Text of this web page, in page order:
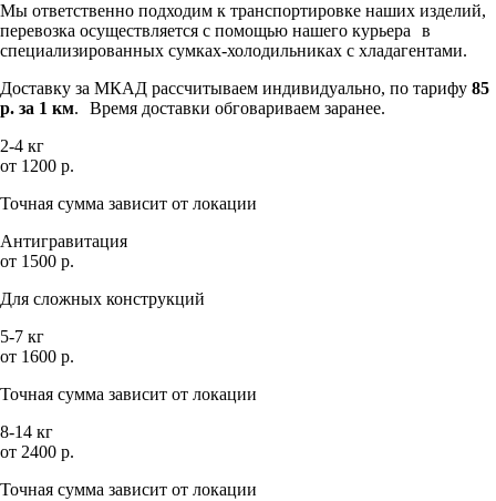
Мы ответственно подходим к транспортировке наших изделий,
перевозка осуществляется с помощью нашего курьера в
специализированных сумках-холодильниках с хладагентами.
Доставку за МКАД рассчитываем индивидуально, по тарифу 85
р. за 1 км. Время доставки обговариваем заранее.
2-4 кг
от 1200 р.
Точная сумма зависит от локации
Антигравитация
от 1500 р.
Для сложных конструкций
5-7 кг
от 1600 р.
Точная сумма зависит от локации
8-14 кг
от 2400 р.
Точная сумма зависит от локации